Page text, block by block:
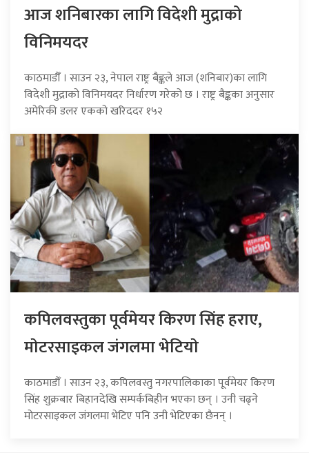
आज शनिबारका लागि विदेशी मुद्राको
विनिमयदर
काठमाडौँ । साउन २३, नेपाल राष्ट्र बैङ्कले आज (शनिबार)का लागि
विदेशी मुद्राको विनिमयदर निर्धारण गरेको छ । राष्ट्र बैङ्कका अनुसार
अमेरिकी डलर एकको खरिददर १५२
कपिलवस्तुका पूर्वमेयर किरण सिंह हराए,
माेटरसाइकल जंगलमा भेटियाे
काठमाडौँ । साउन २३, कपिलवस्तु नगरपालिकाका पूर्वमेयर किरण
सिंह शुक्रबार बिहानदेखि सम्पर्कबिहीन भएका छन् । उनी चढ्ने
मोटरसाइकल जंगलमा भेटिए पनि उनी भेटिएका छैनन् ।